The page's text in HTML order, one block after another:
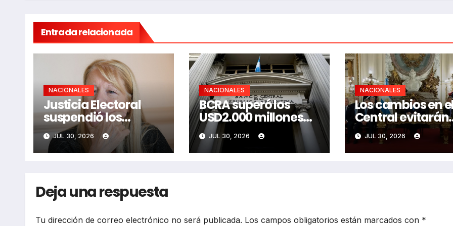
Entrada relacionada
NACIONALES
Justicia Electoral
suspendió los
aportes a 20
partidos
JUL 30, 2026
NACIONALES
BCRA superó los
USD2.000 millones
comprando dólares
JUL 30, 2026
NACIONALES
Los cambios en
Central evitarán
«falsificar
JUL 30, 2026
Deja una respuesta
Tu dirección de correo electrónico no será publicada. Los campos obligatorios están marcados con *